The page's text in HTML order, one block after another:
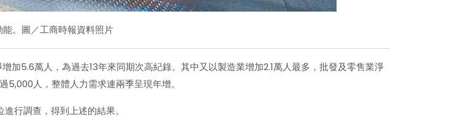
。圖／工商時報資料照片
加5.6萬人，為過去13年來同期次高紀錄。其中又以製造業增加2.1萬人最多，批發及零售業淨
人，整體人力需求連兩季呈現年增。
行調查，得到上述的結果。